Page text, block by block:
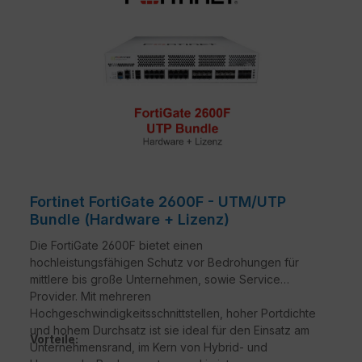
Fortinet FortiGate 2600F - UTM/UTP
Bundle (Hardware + Lizenz)
Die FortiGate 2600F bietet einen
hochleistungsfähigen Schutz vor Bedrohungen für
mittlere bis große Unternehmen, sowie Service
Provider. Mit mehreren
Hochgeschwindigkeitsschnittstellen, hoher Portdichte
und hohem Durchsatz ist sie ideal für den Einsatz am
Unternehmensrand, im Kern von Hybrid- und
Vorteile: